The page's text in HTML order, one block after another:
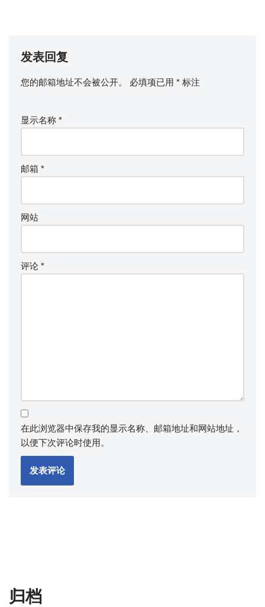
发表回复
您的邮箱地址不会被公开。 必填项已用 * 标注
显示名称 *
邮箱 *
网站
评论 *
在此浏览器中保存我的显示名称、邮箱地址和网站地址，
以便下次评论时使用。
归档